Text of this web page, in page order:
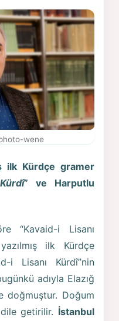
wene
ilk Kürdçe gramer
” ve Harputlu
“Kavaid-i Lisanı
ilk Kürdçe
i Lisanı Kürdî”nin
adıyla Elazığ
doğmuştur. Doğum
getirilir. İstanbul